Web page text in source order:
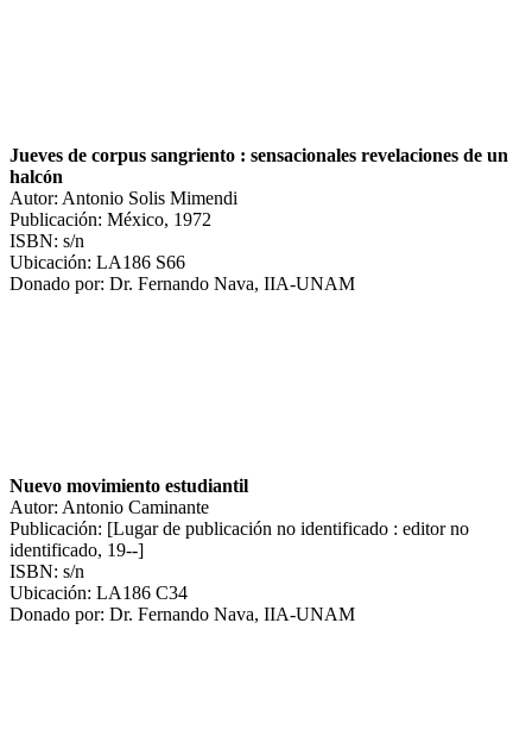
Jueves de corpus sangriento : sensacionales revelaciones de un
halcón
Autor: Antonio Solis Mimendi
Publicación: México, 1972
ISBN: s/n
Ubicación: LA186 S66
Donado por: Dr. Fernando Nava, IIA-UNAM
Nuevo movimiento estudiantil
Autor: Antonio Caminante
Publicación: [Lugar de publicación no identificado : editor no
identificado, 19--]
ISBN: s/n
Ubicación: LA186 C34
Donado por: Dr. Fernando Nava, IIA-UNAM